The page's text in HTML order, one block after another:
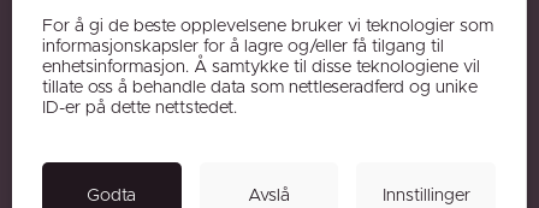
For å gi de beste opplevelsene bruker vi teknologier som
informasjonskapsler for å lagre og/eller få tilgang til
enhetsinformasjon. Å samtykke til disse teknologiene vil
tillate oss å behandle data som nettleseradferd og unike
ID-er på dette nettstedet.
Godta Avslå Innstillinger